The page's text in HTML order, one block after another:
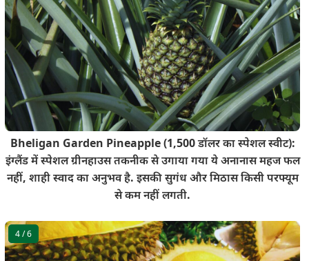
Bheligan Garden Pineapple (1,500 डॉलर का स्पेशल स्वीट):
इंग्लैंड में स्पेशल ग्रीनहाउस तकनीक से उगाया गया ये अनानास महज फल
नहीं, शाही स्वाद का अनुभव है. इसकी सुगंध और मिठास किसी परफ्यूम
से कम नहीं लगती.
4/ 6